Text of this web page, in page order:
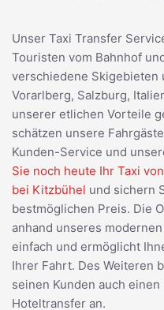
Unser Taxi Transfer
Touristen vom Bahnhof
verschiedene Skigebieten
Vorarlberg, Salzburg,
unserer etlichen Vorteile
schätzen unsere
Kunden-Service und
Sie noch heute Ihr Taxi
bei Kitzbühel und sichern
bestmöglichen Preis. Die
anhand unseres
einfach und ermöglicht
Ihrer Fahrt. Des Weiteren
seinen Kunden auch
Hoteltransfer an.